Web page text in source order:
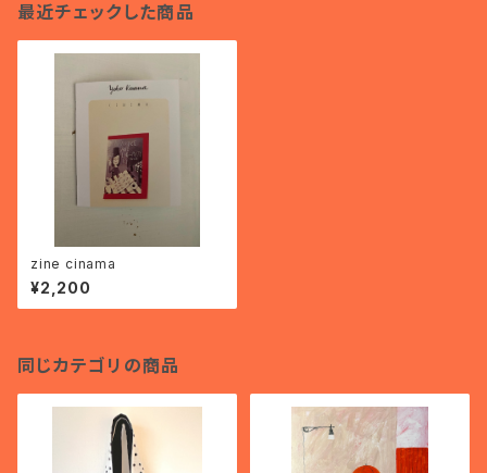
最近チェックした商品
zine cinama
¥2,200
同じカテゴリの商品